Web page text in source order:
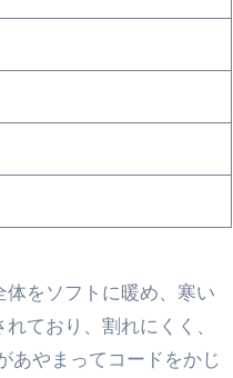
ーモンド #ダイエット
ちらを選びますか？ #shorts
ンと男性ホルモン
そのすべての起点となる
をソフトに暖め、寒い
ており、割れにくく、
あやまってコードをかじ